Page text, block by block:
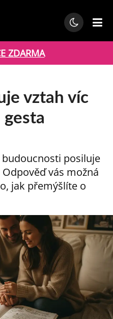
ZDARMA
vztah víc
posiluje
vás možná
jak přemýšlíte o